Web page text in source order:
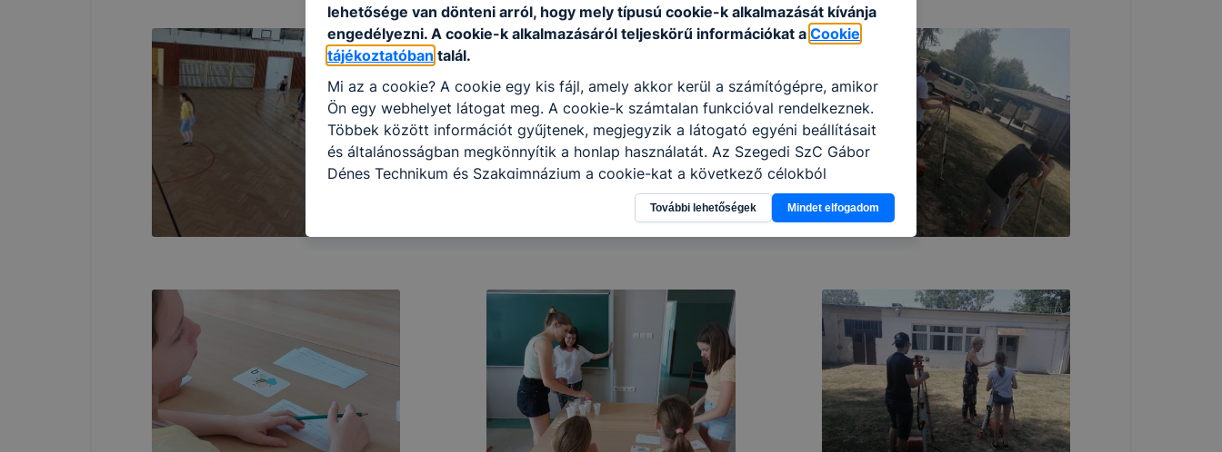
lehetősége van dönteni arról, hogy mely típusú cookie-k alkalmazását kívánja
engedélyezni. A cookie-k alkalmazásáról teljeskörű információkat a Cookie
tájékoztatóban talál.
Mi az a cookie? A cookie egy kis fájl, amely akkor kerül a számítógépre, amikor
Ön egy webhelyet látogat meg. A cookie-k számtalan funkcióval rendelkeznek.
Többek között információt gyűjtenek, megjegyzik a látogató egyéni beállításait
és általánosságban megkönnyítik a honlap használatát. Az Szegedi SzC Gábor
Dénes Technikum és Szakgimnázium a cookie-kat a következő célokból
használja: információ gyűjtése azzal kapcsolatban, hogyan használja Ön a
honlapot -annak felmérésével, hogy a honlap melyik részeit látogatja, vagy
használja leginkább, így megtudhatjuk, hogyan biztosítsunk Önnek még jobb
böngésző engedélyezi a cookie-k beállításának a változtatását. A legtöbb
böngésző alapértelmezettként automatikusan elfogadja a cookie-kat, de ezek
általában megváltoztathatók. Felhívjuk figyelmét, hogy mivel a cookie-k célja
honlapunk használhatóságának és folyamatainak megkönnyítése vagy lehetővé
tétele, a cookie-k alkalmazásának megakadályozása vagy törlése által
előfordulhat, hogy felhasználóink nem lesznek képesek honlapunk funkcióinak
teljes körű használatára, vagy a honlap a tervezettől eltérően fog működni
További lehetőségek Mindet elfogadom